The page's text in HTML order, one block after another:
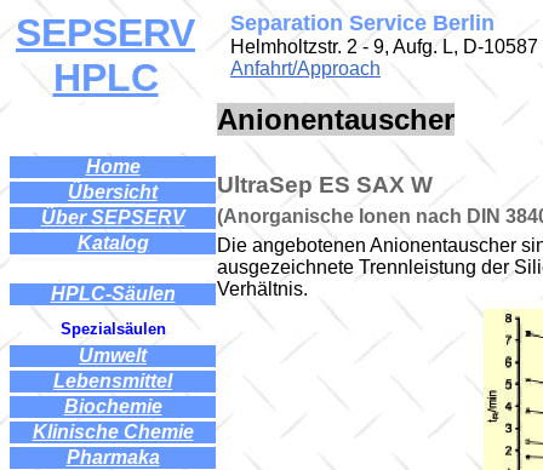
SEPSERV
HPLC
Separation Service Berlin
Helmholtzstr. 2 - 9, Aufg. L, D-
Anfahrt/Approach
Home
Übersicht
Über SEPSERV
Katalog
HPLC-Säulen
Spezialsäulen
Umwelt...
Lebensmittel
Biochemie
Klinische Chemie
Pharmaka
Anionentauscher
UltraSep ES SAX W
(Anorganische Ionen nach DIN
Die angebotenen Anionentauscher
ausgezeichnete Trennleistung der
Verhältnis.